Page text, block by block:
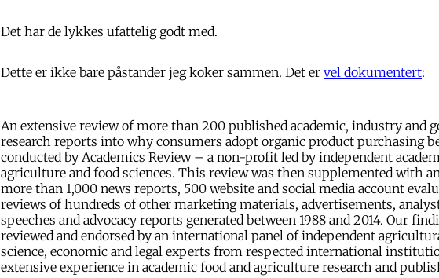
Det har de lykkes ufattelig godt med.
Dette er ikke bare påstander jeg koker sammen. Det er vel dokumentert:
An extensive review of more than 200 published academic, industry and
research reports into why consumers adopt organic product purchasing
conducted by Academics Review – a non-profit led by independent
agriculture and food sciences. This review was then supplemented with
more than 1,000 news reports, 500 website and social media account
reviews of hundreds of other marketing materials, advertisements,
speeches and advocacy reports generated between 1988 and 2014. Our
reviewed and endorsed by an international panel of independent
science, economic and legal experts from respected international
extensive experience in academic food and agriculture research and